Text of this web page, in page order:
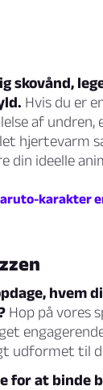
skovånd,
Hvis du er
af undren,
hjertevarm
din ideelle
karakter
hvem
Hop på vores
udformet til
for at binde